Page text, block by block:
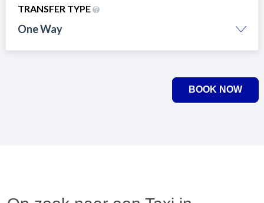
TRANSFER TYPE
One Way
BOOK NOW